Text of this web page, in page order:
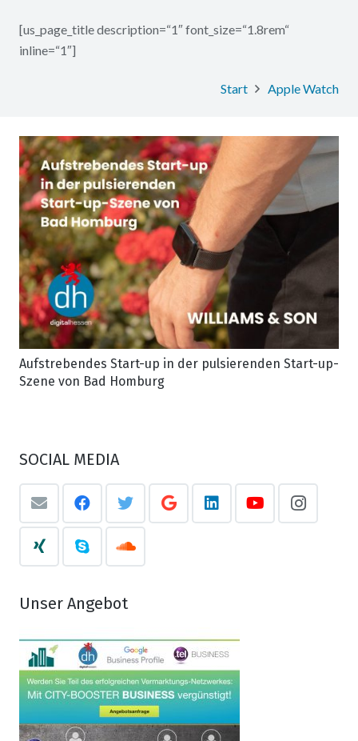
[us_page_title description=“1″ font_size=“1.8rem“
inline=“1″]
Start Apple Watch
Aufstrebendes Start-up in der pulsierenden Start-up-
Szene von Bad Homburg
SOCIAL MEDIA
Unser Angebot